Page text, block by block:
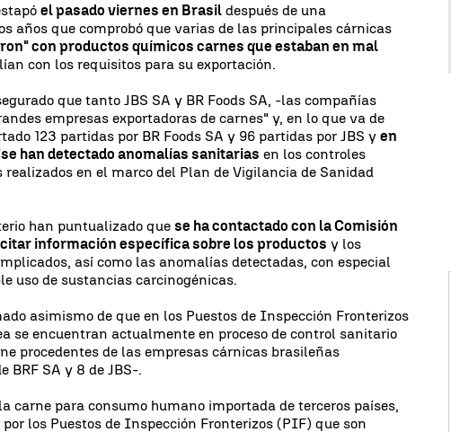
el pasado viernes en Brasil después de una
años que comprobó que varias de las principales cárnicas
con productos químicos carnes que estaban en mal
con los requisitos para su exportación.
que tanto JBS SA y BR Foods SA, -las compañías
empresas exportadoras de carnes" y, en lo que va de
123 partidas por BR Foods SA y 96 partidas por JBS yen
han detectado anomalías sanitarias en los controles
en el marco del Plan de Vigilancia de Sanidad
han puntualizado quese ha contactado con la Comisión
información específica sobre los productos y los
así como las anomalías detectadas, con especial
uso de sustancias carcinogénicas.
asimismo de que en los Puestos de Inspección Fronterizos
se encuentran actualmente en proceso de control sanitario
procedentes de las empresas cárnicas brasileñas
BRF SA y 8 de JBS-.
carne para consumo humano importada de terceros países,
los Puestos de Inspección Fronterizos (PIF) que son